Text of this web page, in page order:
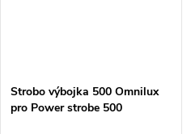
Strobo výbojka 500 Omnilux
pro Power strobe 500